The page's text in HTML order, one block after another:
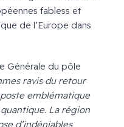
fabless et
de l’Europe dans
Générale du pôle
ravis du retour
emblématique
La région
d’indéniables